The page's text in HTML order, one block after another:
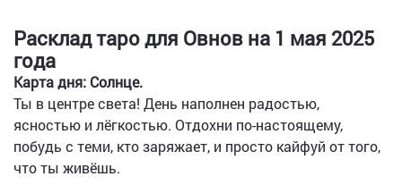
Расклад таро для Овнов на 1 мая 2025
года
Карта дня: Солнце.
Ты в центре света! День наполнен радостью,
ясностью и лёгкостью. Отдохни по-настоящему,
побудь с теми, кто заряжает, и просто кайфуй от того,
что ты живёшь.